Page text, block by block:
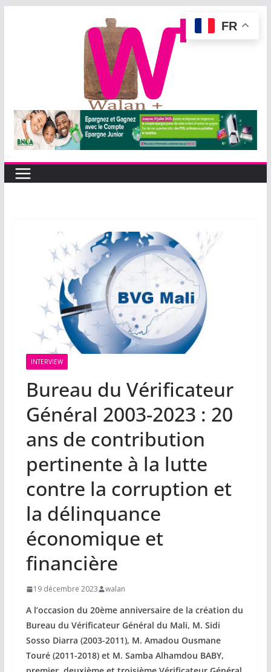
INTERVIEW
Bureau du Vérificateur
Général 2003-2023 : 20
ans de contribution
pertinente à la lutte
contre la corruption et
la délinquance
économique et
financière
19 décembre 2023 walan
A l’occasion du 20ème anniversaire de la création du
Bureau du Vérificateur Général du Mali, M. Sidi
Sosso Diarra (2003-2011), M. Amadou Ousmane
Touré (2011-2018) et M. Samba Alhamdou BABY,
FR